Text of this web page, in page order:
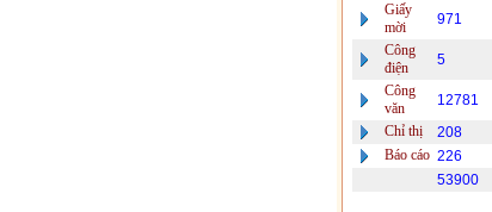
Giấy
mời
971
Công
điện
5
Công
văn
12781
Chỉ thị
208
Báo cáo 226
53900